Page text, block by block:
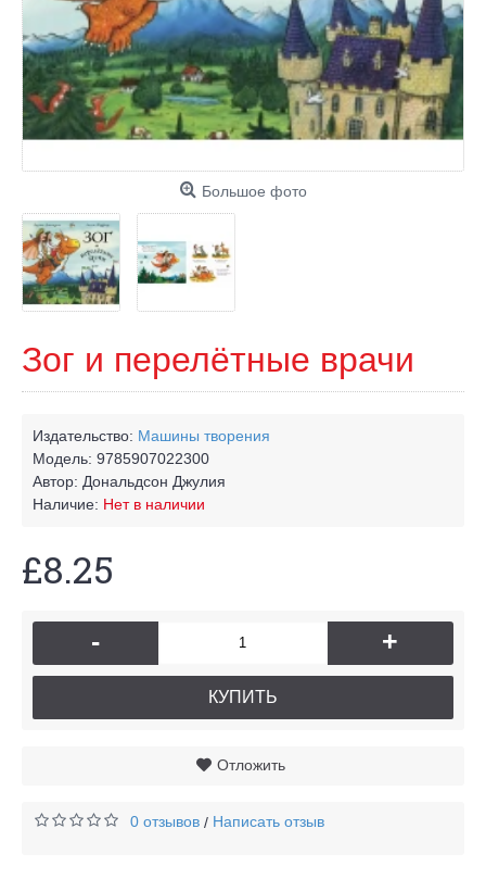
Большое фото
Зог и перелётные врачи
Издательство: Машины творения
Модель: 9785907022300
Автор: Дональдсон Джулия
Наличие: Нет в наличии
£8.25
- +
КУПИТЬ
Отложить
0 отзывов / Написать отзыв